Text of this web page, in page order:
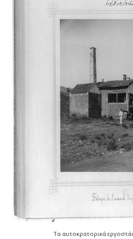
Τα αυτοκρατορικά